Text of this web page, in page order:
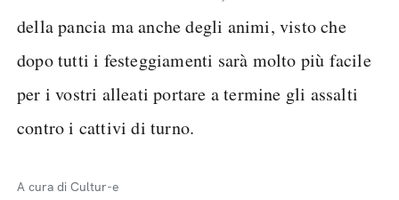
della pancia ma anche degli animi, visto che
dopo tutti i festeggiamenti sarà molto più facile
per i vostri alleati portare a termine gli assalti
contro i cattivi di turno.
A cura di Cultur-e